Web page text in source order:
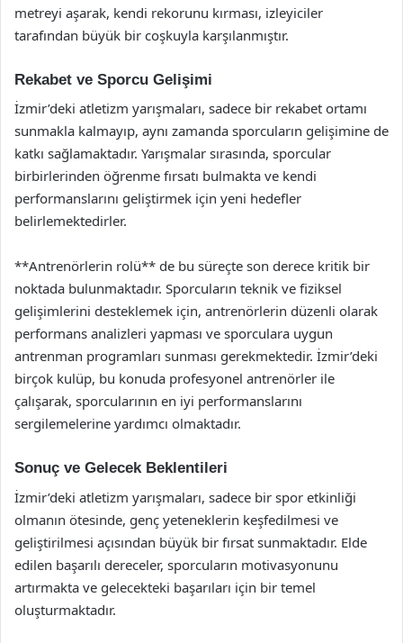
metreyi aşarak, kendi rekorunu kırması, izleyiciler
tarafından büyük bir coşkuyla karşılanmıştır.
Rekabet ve Sporcu Gelişimi
İzmir’deki atletizm yarışmaları, sadece bir rekabet ortamı
sunmakla kalmayıp, aynı zamanda sporcuların gelişimine de
katkı sağlamaktadır. Yarışmalar sırasında, sporcular
birbirlerinden öğrenme fırsatı bulmakta ve kendi
performanslarını geliştirmek için yeni hedefler
belirlemektedirler.
**Antrenörlerin rolü** de bu süreçte son derece kritik bir
noktada bulunmaktadır. Sporcuların teknik ve fiziksel
gelişimlerini desteklemek için, antrenörlerin düzenli olarak
performans analizleri yapması ve sporculara uygun
antrenman programları sunması gerekmektedir. İzmir’deki
birçok kulüp, bu konuda profesyonel antrenörler ile
çalışarak, sporcularının en iyi performanslarını
sergilemelerine yardımcı olmaktadır.
Sonuç ve Gelecek Beklentileri
İzmir’deki atletizm yarışmaları, sadece bir spor etkinliği
olmanın ötesinde, genç yeteneklerin keşfedilmesi ve
geliştirilmesi açısından büyük bir fırsat sunmaktadır. Elde
edilen başarılı dereceler, sporcuların motivasyonunu
artırmakta ve gelecekteki başarıları için bir temel
oluşturmaktadır.